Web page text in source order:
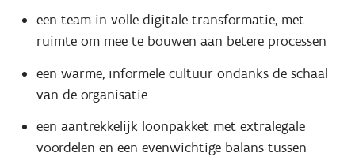
een team in volle digitale transformatie, met
ruimte om mee te bouwen aan betere processen
een warme, informele cultuur ondanks de schaal
van de organisatie
een aantrekkelijk loonpakket met extralegale
voordelen en een evenwichtige balans tussen